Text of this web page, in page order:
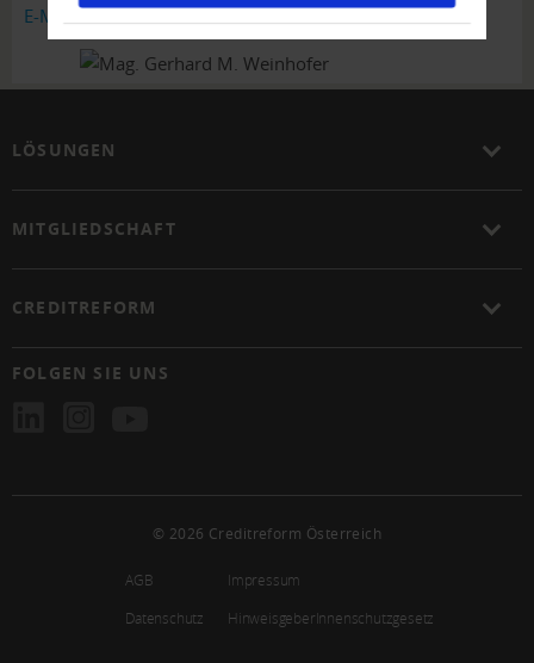
E-Mail schreiben
LÖSUNGEN
MITGLIEDSCHAFT
CREDITREFORM
FOLGEN SIE UNS
© 2026 Creditreform Österreich
AGB
Impressum
Datenschutz
HinweisgeberInnenschutzgesetz